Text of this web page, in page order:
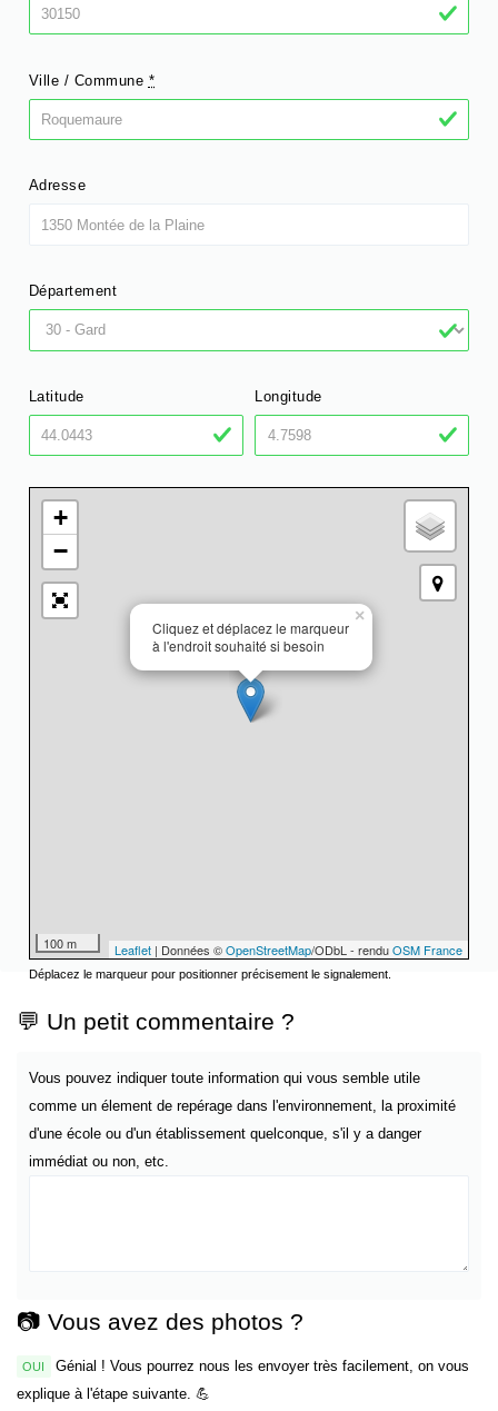
Ville / Commune *
Adresse
Département
Latitude Longitude
Cliquez et déplacez le marqueur
à l'endroit souhaité si besoin
×
+
−
100 m Leaflet | Données ©OpenStreetMap/ODbL - renduOSM France
Déplacez le marqueur pour positionner précisement le signalement.
💬 Un petit commentaire ?
Vous pouvez indiquer toute information qui vous semble utile
comme un élement de repérage dans l'environnement, la proximité
d'une école ou d'un établissement quelconque, s'il y a danger
immédiat ou non, etc.
📷 Vous avez des photos ?
OUI
Génial ! Vous pourrez nous les envoyer très facilement, on vous
explique à l'étape suivante. 💪